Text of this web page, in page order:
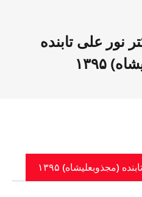
نور علی تابنده
۱۳۹۵
(مجذوبعلیشاه) ۱۳۹۵